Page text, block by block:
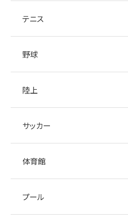
テニス
野球
陸上
サッカー
体育館
プール